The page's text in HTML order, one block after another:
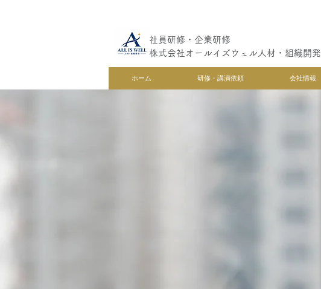
社員研修・企業研修
株式会社オールイズウェル人材・組織開発
ホーム 研修・講演依頼 会社情報